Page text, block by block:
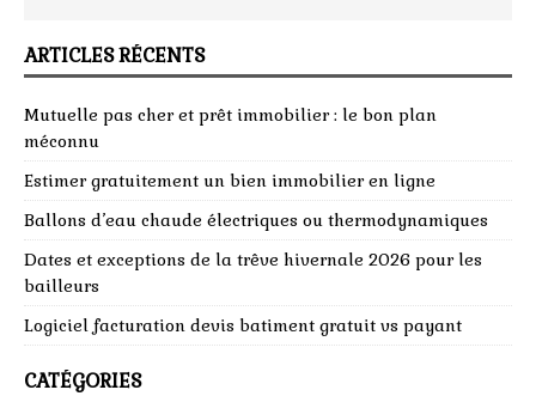
ARTICLES RÉCENTS
Mutuelle pas cher et prêt immobilier : le bon plan
méconnu
Estimer gratuitement un bien immobilier en ligne
Ballons d’eau chaude électriques ou thermodynamiques
Dates et exceptions de la trêve hivernale 2026 pour les
bailleurs
Logiciel facturation devis batiment gratuit vs payant
CATÉGORIES